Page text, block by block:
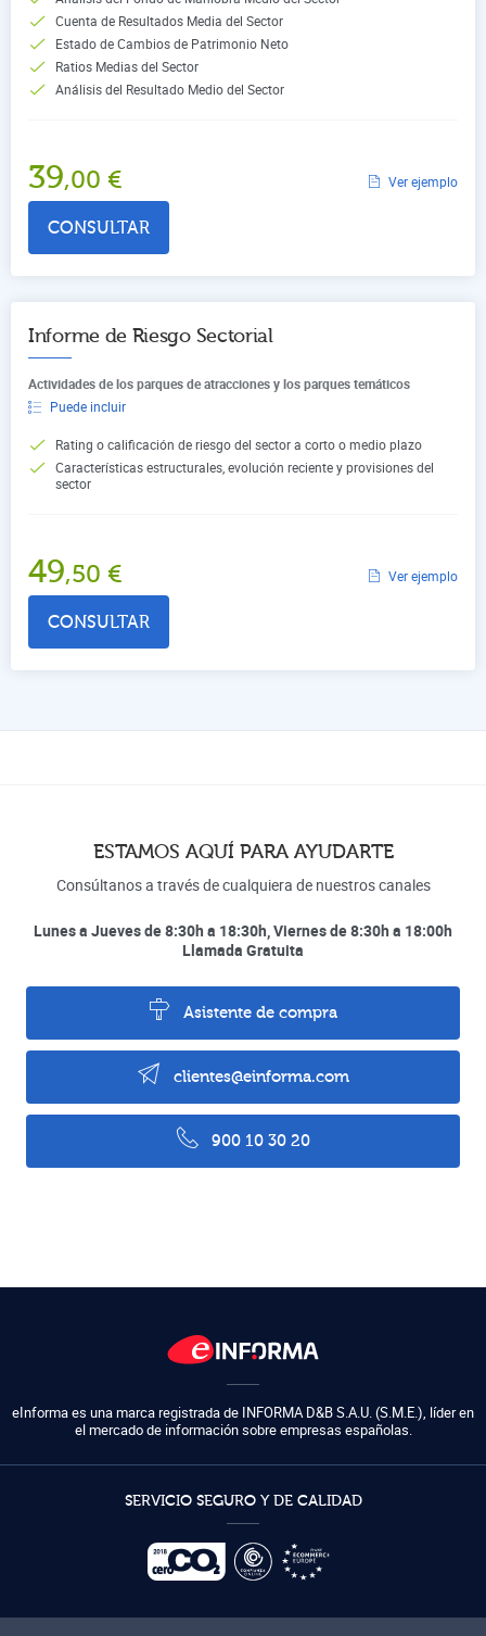
Cuenta de Resultados Media del Sector
Estado de Cambios de Patrimonio Neto
Ratios Medias del Sector
Análisis del Resultado Medio del Sector
39,00 € Ver ejemplo
CONSULTAR
Informe de Riesgo Sectorial
Actividades de los parques de atracciones y los parques temáticos
Puede incluir
Rating o calificación de riesgo del sector a corto o medio plazo
Características estructurales, evolución reciente y provisiones del
sector
49,50 € Ver ejemplo
CONSULTAR
ESTAMOS AQUÍ PARA AYUDARTE
Consúltanos a través de cualquiera de nuestros canales
Lunes a Jueves de 8:30h a 18:30h, Viernes de 8:30h a 18:00h
Llamada Gratuita
Asistente de compra
clientes@einforma.com
900 10 30 20
eInforma es una marca registrada de INFORMA D&B S.A.U. (S.M.E.), líder en
el mercado de información sobre empresas españolas.
SERVICIO SEGURO Y DE CALIDAD